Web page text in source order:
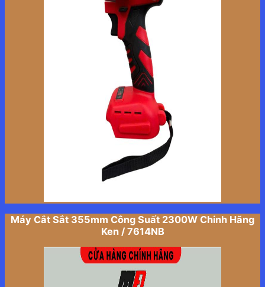
Máy Cắt Sắt 355mm Công Suất 2300W Chinh Hãng
Ken / 7614NB